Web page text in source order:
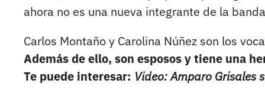
ahora no es una nueva integrante de la
Carlos Montaño y Carolina Núñez son los
Además de ello, son esposos y tiene una
Te puede interesar: Video: Amparo Grisales